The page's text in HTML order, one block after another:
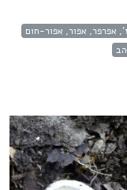
אפרפר, אפור, אפור-חום